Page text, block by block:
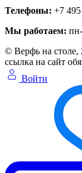
Телефоны: +7
Мы работаем:
© Верфь на столе,
ссылка на сайт
Войти